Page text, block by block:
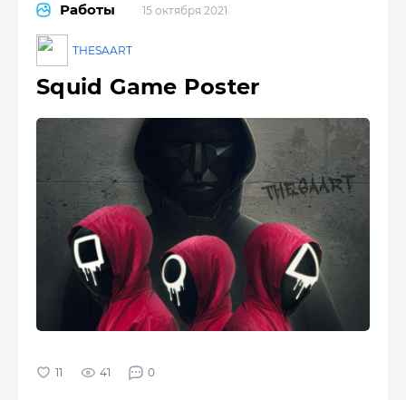
Работы 15 октября 2021
THESAART
Squid Game Poster
41 0